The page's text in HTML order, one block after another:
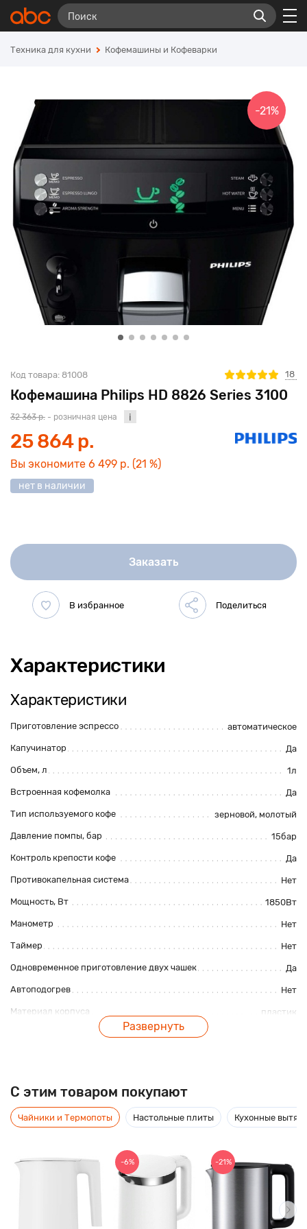
Техника для кухни Кофемашины и Кофеварки
Кофемашина Philips HD 8826 Series 3100
Код товара: 81008 18
-21%
32 363 р. - розничная цена
25 864 р.
Вы экономите 6 499 р. (21 %)
нет в наличии
Заказать
Характеристики
Характеристики
Приготовление эспрессо автоматическое
Капучинатор Да
Объем, л 1л
Встроенная кофемолка Да
Тип используемого кофе зерновой, молотый
Давление помпы, бар 15бар
Контроль крепости кофе Да
Противокапельная система Нет
Мощность, Вт 1850Вт
Манометр Нет
Таймер Нет
Одновременное приготовление двух чашек Да
Автоподогрев Нет
Материал корпуса пластик
Описание
с классическим капучинатором позволит приготовить
деликатную молочную пену для вашего кофе. Удобный
дисплей делает управление интуитивным и простым, даже
Компактный корпус в сочетании с вместительными
контейнерами для воды и кофейных зерен идеально
Развернуть
C этим товаром покупают
Чайники и Термопоты Настольные плиты Кухонные
-6% -21%